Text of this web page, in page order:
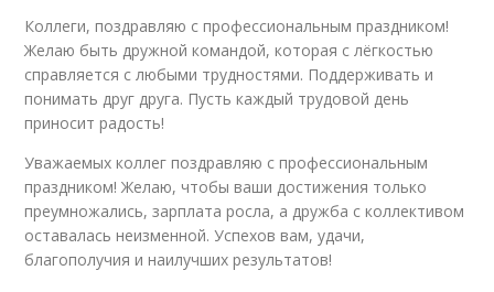
Коллеги, поздравляю с профессиональным праздником!
Желаю быть дружной командой, которая с лёгкостью
справляется с любыми трудностями. Поддерживать и
понимать друг друга. Пусть каждый трудовой день
приносит радость!
Уважаемых коллег поздравляю с профессиональным
праздником! Желаю, чтобы ваши достижения только
преумножались, зарплата росла, а дружба с коллективом
оставалась неизменной. Успехов вам, удачи,
благополучия и наилучших результатов!